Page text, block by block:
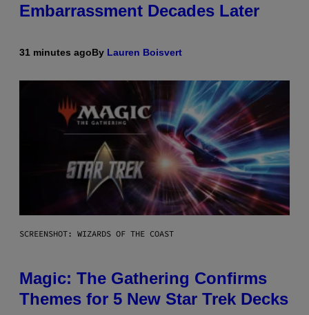
Embarrassment Decades Later
31 minutes agoBy Lauren Boisvert
SCREENSHOT: WIZARDS OF THE COAST
Magic: The Gathering Confirms
Themes for 5 New Star Trek Decks